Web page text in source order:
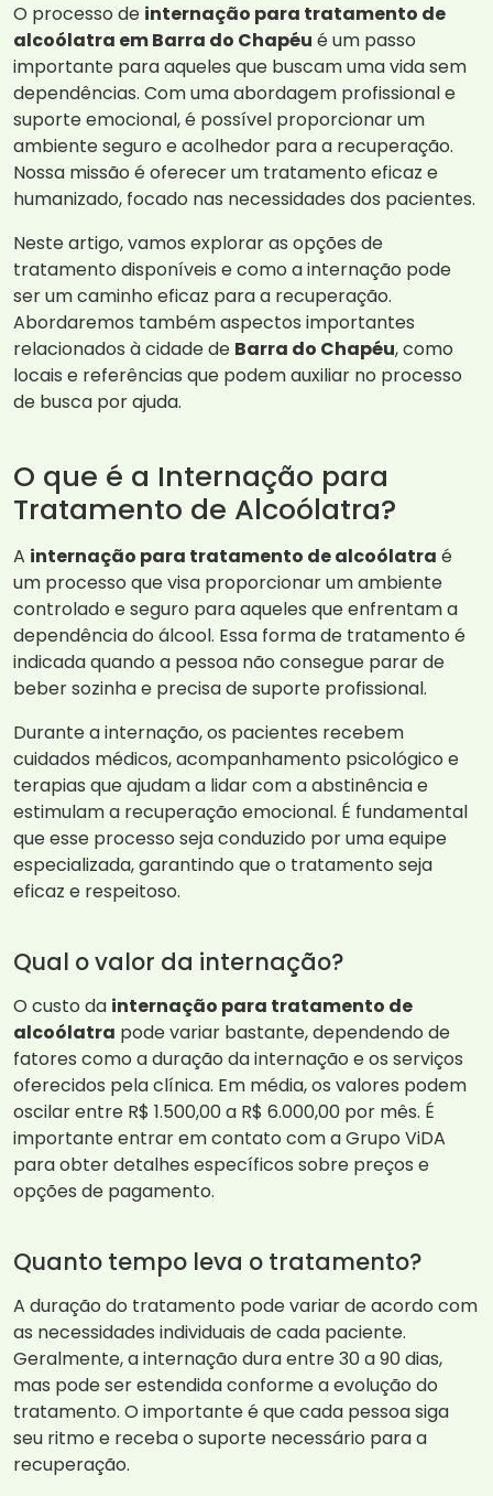
O processo de internação para tratamento de
alcoólatra em Barra do Chapéu é um passo
importante para aqueles que buscam uma vida sem
dependências. Com uma abordagem profissional e
suporte emocional, é possível proporcionar um
ambiente seguro e acolhedor para a recuperação.
Nossa missão é oferecer um tratamento eficaz e
humanizado, focado nas necessidades dos pacientes.
Neste artigo, vamos explorar as opções de
tratamento disponíveis e como a internação pode
ser um caminho eficaz para a recuperação.
Abordaremos também aspectos importantes
relacionados à cidade de Barra do Chapéu, como
locais e referências que podem auxiliar no processo
de busca por ajuda.
O que é a Internação para
Tratamento de Alcoólatra?
A internação para tratamento de alcoólatra é
um processo que visa proporcionar um ambiente
controlado e seguro para aqueles que enfrentam a
dependência do álcool. Essa forma de tratamento é
indicada quando a pessoa não consegue parar de
beber sozinha e precisa de suporte profissional.
Durante a internação, os pacientes recebem
cuidados médicos, acompanhamento psicológico e
terapias que ajudam a lidar com a abstinência e
estimulam a recuperação emocional. É fundamental
que esse processo seja conduzido por uma equipe
especializada, garantindo que o tratamento seja
eficaz e respeitoso.
Qual o valor da internação?
O custo da internação para tratamento de
alcoólatra pode variar bastante, dependendo de
fatores como a duração da internação e os serviços
oferecidos pela clínica. Em média, os valores podem
oscilar entre R$ 1.500,00 a R$ 6.000,00 por mês. É
importante entrar em contato com a Grupo ViDA
para obter detalhes específicos sobre preços e
opções de pagamento.
Quanto tempo leva o tratamento?
A duração do tratamento pode variar de acordo com
as necessidades individuais de cada paciente.
Geralmente, a internação dura entre 30 a 90 dias,
mas pode ser estendida conforme a evolução do
tratamento. O importante é que cada pessoa siga
seu ritmo e receba o suporte necessário para a
recuperação.